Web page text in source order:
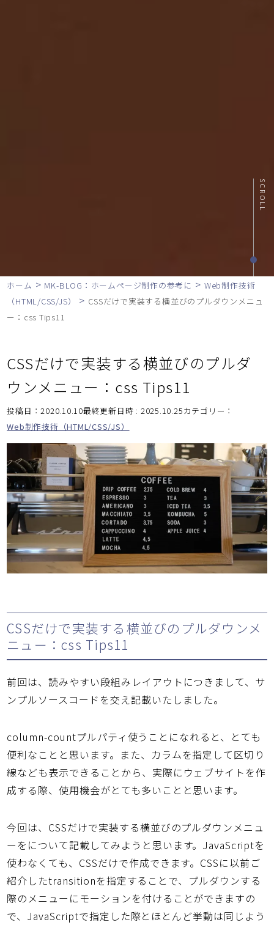
SCROLL
ホーム > MK-BLOG：ホームページ制作の参考に > Web制作技術
（HTML/CSS/JS）
> CSSだけで実装する横並びのプルダウンメニュ
ー：css Tips11
CSSだけで実装する横並びのプルダ
ウンメニュー：css Tips11
投稿日：2020.10.10最終更新日時 : 2025.10.25カテゴリー：
Web制作技術（HTML/CSS/JS）
CSSだけで実装する横並びのプルダウンメ
ニュー：css Tips11
前回は、読みやすい段組みレイアウトにつきまして、サ
ンプルソースコードを交え記載いたしました。
column-countプルパティ使うことになれると、とても
便利なことと思います。また、カラムを指定して区切り
線なども表示できることから、実際にウェブサイトを作
成する際、使用機会がとても多いことと思います。
今回は、CSSだけで実装する横並びのプルダウンメニュ
ーをについて記載してみようと思います。JavaScriptを
使わなくても、CSSだけで作成できます。CSSに以前ご
紹介したtransitionを指定することで、プルダウンする
際のメニューにモーションを付けることができますの
で、JavaScriptで指定した際とほとんど挙動は同じよう